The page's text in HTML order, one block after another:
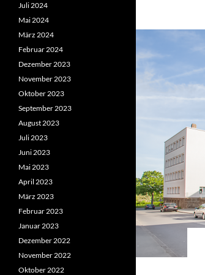
Juli 2024
Mai 2024
März 2024
Februar 2024
Dezember 2023
November 2023
Oktober 2023
September 2023
August 2023
Juli 2023
Juni 2023
Mai 2023
April 2023
März 2023
Februar 2023
Januar 2023
Dezember 2022
November 2022
Oktober 2022